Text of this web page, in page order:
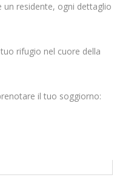
un residente, ogni dettaglio
rifugio nel cuore della
il tuo soggiorno: